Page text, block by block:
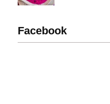
Facebook